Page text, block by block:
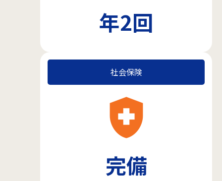
年2回
社会保険
health_and_safety
完備